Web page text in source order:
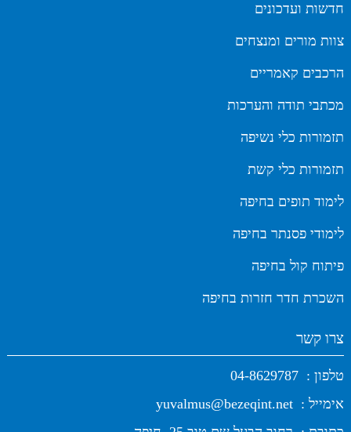
חדשות ועדכונים
צוות מורים ומנצחים
הרכבים קאמריים
מכתבי תודה והערכות
תזמורות כלי נשיפה
תזמורות כלי קשת
לימוד תופים בחיפה
לימודי פסנתר בחיפה
פיתוח קול בחיפה
השכרת חדר חזרות בחיפה
צרו קשר
טלפון : 04-8629787
אימייל : yuvalmus@bezeqint.net